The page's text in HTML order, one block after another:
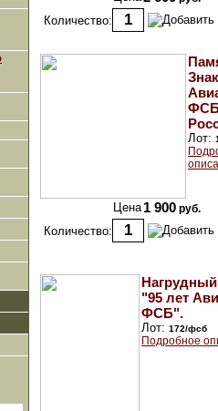
Количество:
Лот:
Цена 1 900 руб.
Количество:
"95 лет
ФСБ".
Лот: 172/фсб
Подробное